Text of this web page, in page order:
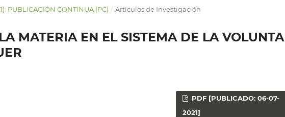
PUBLICACIÓN CONTINUA [PC] / Artículos de Investigación
MATERIA EN EL SISTEMA DE LA
PDF [PUBLICADO: 06-07-
2021]